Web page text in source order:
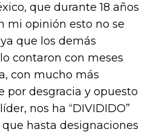
que durante 18 años
mi opinión esto no se
que los demás
contaron con meses
con mucho más
por desgracia y opuesto
nos ha “DIVIDIDO”
hasta designaciones